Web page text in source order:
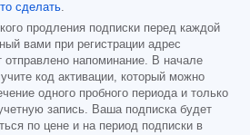
сделать.
продления подписки перед каждой
вами при регистрации адрес
отправлено напоминание. В начале
код активации, который можно
одного пробного периода и только
запись. Ваша подписка будет
по цене и на период подписки в